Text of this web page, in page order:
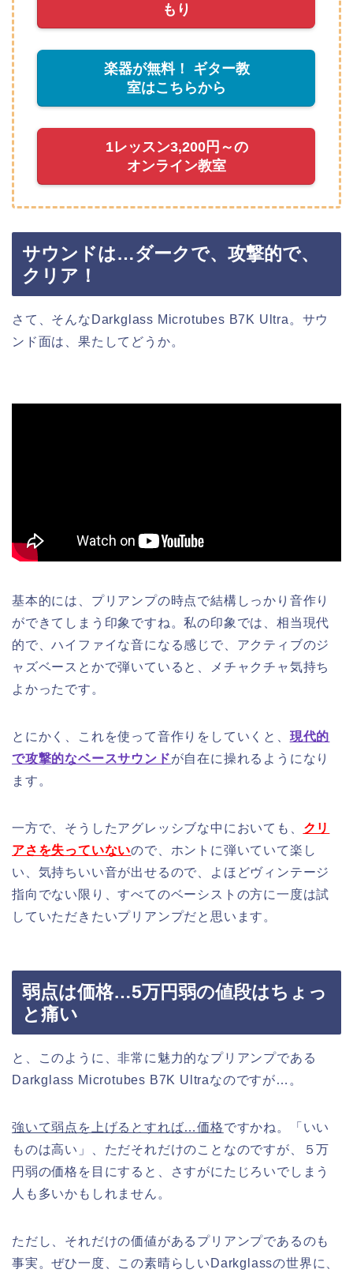
もり
楽器が無料！ ギター教
室はこちらから
1レッスン3,200円～の
オンライン教室
サウンドは…ダークで、攻撃的で、
クリア！
さて、そんなDarkglass Microtubes B7K Ultra。サウ
ンド面は、果たしてどうか。
基本的には、プリアンプの時点で結構しっかり音作り
ができてしまう印象ですね。私の印象では、相当現代
的で、ハイファイな音になる感じで、アクティブのジ
ャズベースとかで弾いていると、メチャクチャ気持ち
よかったです。
とにかく、これを使って音作りをしていくと、 現代的
で攻撃的なベースサウンドが自在に操れるようになり
ます。
一方で、そうしたアグレッシブな中においても、 クリ
アさを失っていないので、ホントに弾いていて楽し
い、気持ちいい音が出せるので、よほどヴィンテージ
指向でない限り、すべてのベーシストの方に一度は試
していただきたいプリアンプだと思います。
弱点は価格…5万円弱の値段はちょっ
と痛い
と、このように、非常に魅力的なプリアンプである
Darkglass Microtubes B7K Ultraなのですが…。
強いて弱点を上げるとすれば…価格ですかね。「いい
ものは高い」、ただそれだけのことなのですが、５万
円弱の価格を目にすると、さすがにたじろいでしまう
人も多いかもしれません。
ただし、それだけの価値があるプリアンプであるのも
事実。ぜひ一度、この素晴らしいDarkglassの世界に、